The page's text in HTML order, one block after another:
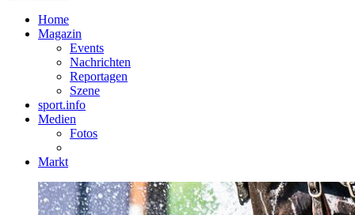
Home
Magazin
Events
Nachrichten
Reportagen
Szene
sport.info
Medien
Fotos
Markt